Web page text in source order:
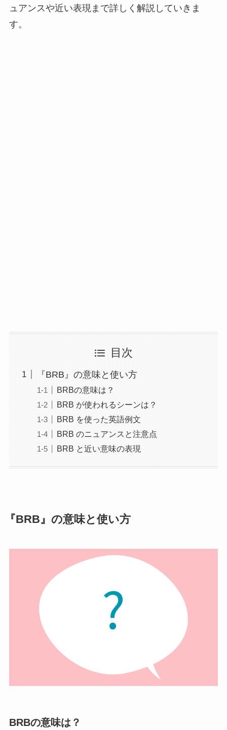
ュアンスや近い表現まで詳しく解説していきま
す。
目次
『BRB』の意味と使い方
BRBの意味は？
BRB が使われるシーンは？
BRB を使った英語例文
BRB のニュアンスと注意点
BRB と近い意味の表現
『BRB』の意味と使い方
BRBの意味は？